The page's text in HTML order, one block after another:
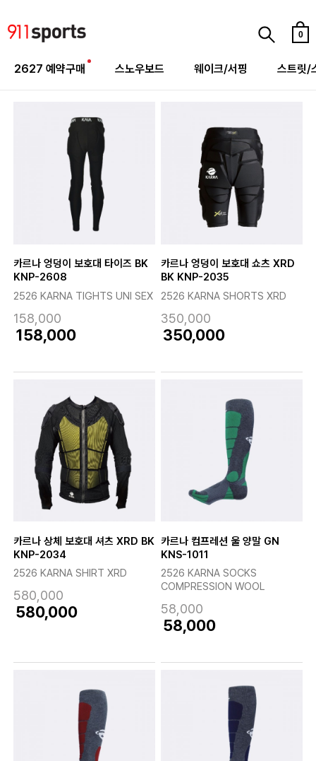
0
2627 예약구매 스노우보드 웨이크/서핑 스트릿/
카르나 엉덩이 보호대 타이즈 BK
KNP-2608
2526 KARNA TIGHTS UNI SEX
158,000
158,000
카르나 엉덩이 보호대 쇼츠 XRD
BK KNP-2035
2526 KARNA SHORTS XRD
350,000
350,000
카르나 상체 보호대 셔츠 XRD BK
KNP-2034
2526 KARNA SHIRT XRD
580,000
580,000
카르나 컴프레션 울 양말 GN
KNS-1011
2526 KARNA SOCKS
COMPRESSION WOOL
58,000
58,000